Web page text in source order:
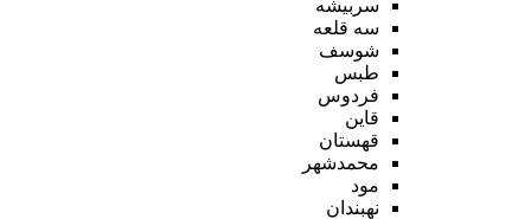
سربیشه
سه قلعه
شوسف
طبس
فردوس
قاین
قهستان
محمدشهر
مود
نهبندان